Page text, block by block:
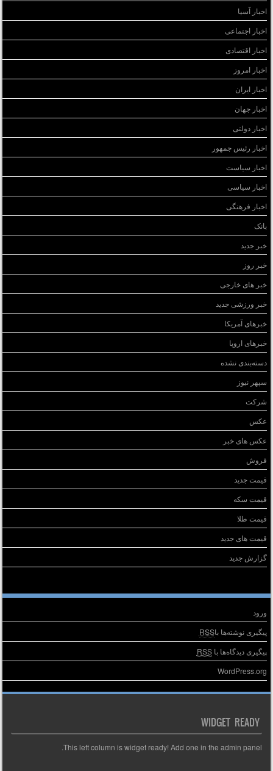
اخبار آسیا
اخبار اجتماعی
اخبار اقتصادی
اخبار امروز
اخبار ایران
اخبار جهان
اخبار دولتی
اخبار رئیس جمهور
اخبار سیاست
اخبار سیاسی
اخبار فرهنگی
بانک
خبر جدید
خبر روز
خبر های خارجی
خبر ورزشی جدید
خبرهای آمریکا
خبرهای اروپا
دسته‌بندی نشده
سپهر نیوز
شرکت
عکس
عکس های خبر
فروش
قیمت جدید
قیمت سکه
قیمت طلا
قیمت های جدید
گزارش جدید
ورود
پیگیری نوشته‌ها باRSS
پیگیری دیدگاه‌ها باRSS
WordPress.org
WIDGET READY
This left column is widget ready! Add one in the admin panel.